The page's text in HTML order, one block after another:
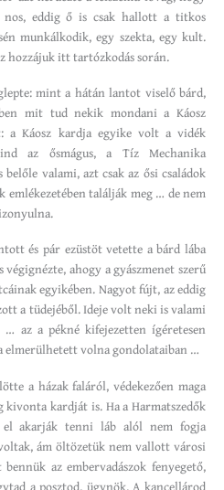
eddig ő is csak hallott a titkos
munkálkodik, egy szekta, egy kult.
hozzájuk itt tartózkodás során.
mint a hátán lantot viselő bárd,
mit tud nekik mondani a Káosz
a Káosz kardja egyike volt a vidék
az ősmágus, a Tíz Mechanika
valami, azt csak az ősi családok
emlékezetében találják meg … de nem
és pár ezüstöt vetette a bárd lába
ahogy a gyászmenet szerű
egyikében. Nagyot fújt, az eddig
a tüdejéből. Ideje volt neki is valami
… az a pékné kifejezetten ígéretesen
volna gondolataiban …
a házak faláról, védekezően maga
kardját is. Ha a Harmatszedők
el akarják tenni láb alól nem fogja
ám öltözetük nem vallott városi
az embervadászok fenyegető,
a posztod, ügynök. A kancellárod